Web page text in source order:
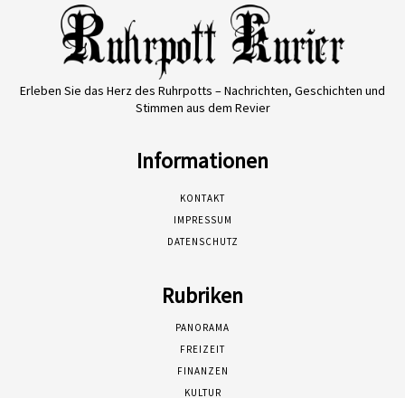
Erleben Sie das Herz des Ruhrpotts – Nachrichten, Geschichten und
Stimmen aus dem Revier
Informationen
KONTAKT
IMPRESSUM
DATENSCHUTZ
Rubriken
PANORAMA
FREIZEIT
FINANZEN
KULTUR